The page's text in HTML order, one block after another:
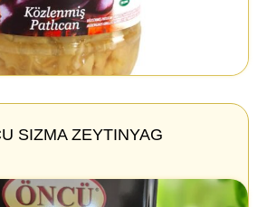
SIZMA ZEYTINYAG